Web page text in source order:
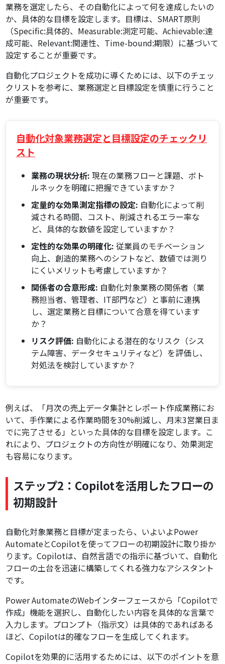
業務を選定したら、その自動化によって何を達成したいの
か、具体的な目標を設定します。目標は、SMART原則
（Specific:具体的、Measurable:測定可能、Achievable:達
成可能、Relevant:関連性、Time-bound:期限）に基づいて
設定することが重要です。
自動化プロジェクトを成功に導くためには、以下のチェッ
クリストを参考に、業務選定と目標設定を慎重に行うこと
が重要です。
自動化対象業務選定と目標設定のチェックリ
スト
業務の現状分析: 現在の業務フローと課題、ボト
ルネックを明確に把握できていますか？
定量的な効果測定指標の設定: 自動化によって削
減される時間、コスト、削減されるエラー率な
ど、具体的な数値を設定していますか？
定性的な効果の明確化: 従業員のモチベーション
向上、創造的業務へのシフトなど、数値では測り
にくいメリットも考慮していますか？
関係者の合意形成: 自動化対象業務の関係者（業
務担当者、管理者、IT部門など）と事前に連携
し、選定業務と目標について合意を得ています
か？
リスク評価: 自動化による潜在的なリスク（シス
テム障害、データセキュリティなど）を評価し、
対処法を検討していますか？
例えば、「月次の売上データ集計とレポート作成業務にお
いて、手作業による作業時間を30%削減し、月末3営業日ま
でに完了させる」といった具体的な目標を設定します。こ
れにより、プロジェクトの方向性が明確になり、効果測定
も容易になります。
ステップ2：Copilotを活用したフローの
初期設計
自動化対象業務と目標が定まったら、いよいよPower
AutomateとCopilotを使ってフローの初期設計に取り掛か
ります。Copilotは、自然言語での指示に基づいて、自動化
フローの土台を迅速に構築してくれる強力なアシスタント
です。
Power AutomateのWebインターフェースから「Copilotで
作成」機能を選択し、自動化したい内容を具体的な言葉で
入力します。プロンプト（指示文）は具体的であればある
ほど、Copilotは的確なフローを生成してくれます。
Copilotを効果的に活用するためには、以下のポイントを意